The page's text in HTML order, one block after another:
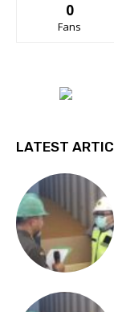
0
Fans
LATEST